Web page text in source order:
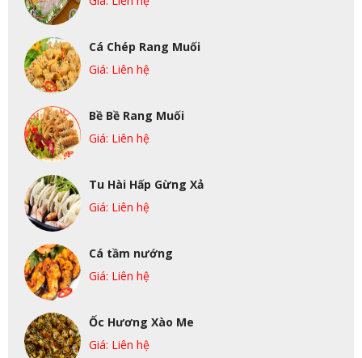
Cá Chép Rang Muối
Giá: Liên hệ
Bề Bề Rang Muối
Giá: Liên hệ
Tu Hài Hấp Gừng Xả
Giá: Liên hệ
Cá tầm nướng
Giá: Liên hệ
Ốc Hương Xào Me
Giá: Liên hệ